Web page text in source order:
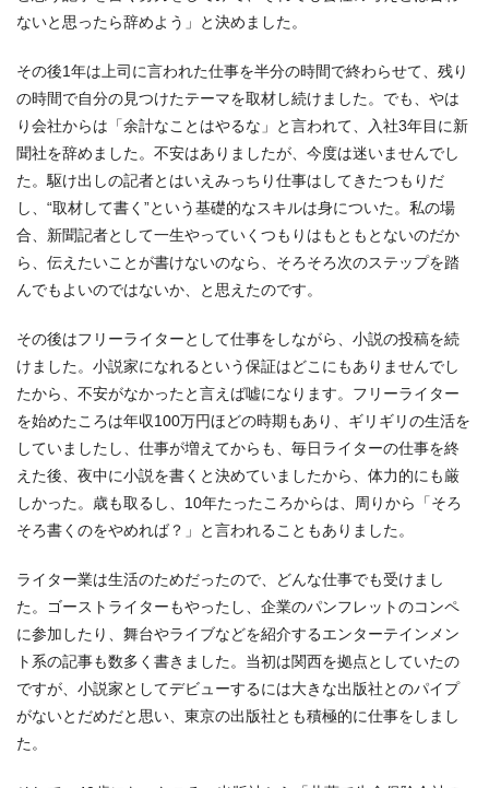
ないと思ったら辞めよう」と決めました。
その後1年は上司に言われた仕事を半分の時間で終わらせて、残り
の時間で自分の見つけたテーマを取材し続けました。でも、やは
り会社からは「余計なことはやるな」と言われて、入社3年目に新
聞社を辞めました。不安はありましたが、今度は迷いませんでし
た。駆け出しの記者とはいえみっちり仕事はしてきたつもりだ
し、“取材して書く”という基礎的なスキルは身についた。私の場
合、新聞記者として一生やっていくつもりはもともとないのだか
ら、伝えたいことが書けないのなら、そろそろ次のステップを踏
んでもよいのではないか、と思えたのです。
その後はフリーライターとして仕事をしながら、小説の投稿を続
けました。小説家になれるという保証はどこにもありませんでし
たから、不安がなかったと言えば嘘になります。フリーライター
を始めたころは年収100万円ほどの時期もあり、ギリギリの生活を
していましたし、仕事が増えてからも、毎日ライターの仕事を終
えた後、夜中に小説を書くと決めていましたから、体力的にも厳
しかった。歳も取るし、10年たったころからは、周りから「そろ
そろ書くのをやめれば？」と言われることもありました。
ライター業は生活のためだったので、どんな仕事でも受けまし
た。ゴーストライターもやったし、企業のパンフレットのコンペ
に参加したり、舞台やライブなどを紹介するエンターテインメン
ト系の記事も数多く書きました。当初は関西を拠点としていたの
ですが、小説家としてデビューするには大きな出版社とのパイプ
がないとだめだと思い、東京の出版社とも積極的に仕事をしまし
た。